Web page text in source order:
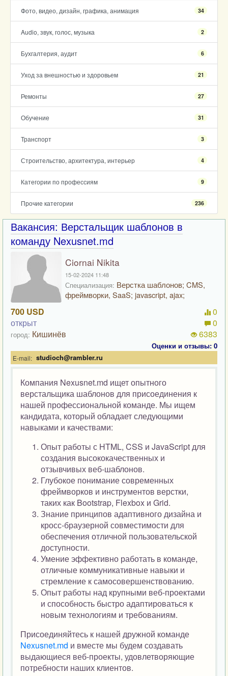
Фото, видео, дизайн, графика, анимация 34
Audio, звук, голос, музыка 2
Бухгалтерия, аудит 6
Уход за внешностью и здоровьем 21
Ремонты 27
Обучение 31
Транспорт 3
Строительство, архитектура, интерьер 4
Категории по профессиям 9
Прочие категории 236
Вакансия: Верстальщик шаблонов в
команду Nexusnet.md
Ciornai Nikita
15-02-2024 11:48
Специализация: Верстка шаблонов; CMS,
фреймворки, SaaS; javascript, ajax;
700 USD
открыт
город: Кишинёв
0
0
6383
Оценки и отзывы: 0
E-mail: studioch@rambler.ru
Компания Nexusnet.md ищет опытного
верстальщика шаблонов для присоединения к
нашей профессиональной команде. Мы ищем
кандидата, который обладает следующими
навыками и качествами:
Опыт работы с HTML, CSS и JavaScript для
создания высококачественных и
отзывчивых веб-шаблонов.
Глубокое понимание современных
фреймворков и инструментов верстки,
таких как Bootstrap, Flexbox и Grid.
Знание принципов адаптивного дизайна и
кросс-браузерной совместимости для
обеспечения отличной пользовательской
доступности.
Умение эффективно работать в команде,
отличные коммуникативные навыки и
стремление к самосовершенствованию.
Опыт работы над крупными веб-проектами
и способность быстро адаптироваться к
новым технологиям и требованиям.
Присоединяйтесь к нашей дружной команде
Nexusnet.md и вместе мы будем создавать
выдающиеся веб-проекты, удовлетворяющие
потребности наших клиентов.